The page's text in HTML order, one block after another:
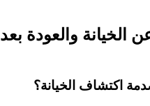
الخيانة والعودة بعد
اكتشاف الخيانة؟